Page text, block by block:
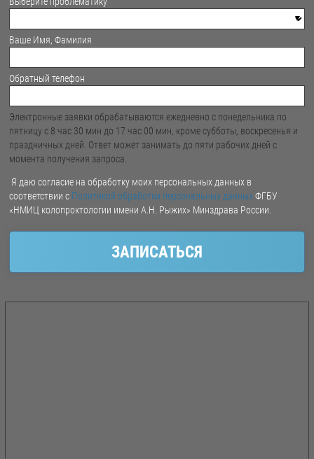
Ваше Имя, Фамилия
Обратный телефон
Электронные заявки обрабатываются ежедневно с понедельника по
пятницу с 8 час 30 мин до 17 час 00 мин, кроме субботы, воскресенья и
праздничных дней. Ответ может занимать до пяти рабочих дней с
момента получения запроса.
Я даю согласие на обработку моих персональных данных в
соответствии с Политикой обработки персональных данных ФГБУ
«НМИЦ колопроктологии имени А.Н. Рыжих» Минздрава России.